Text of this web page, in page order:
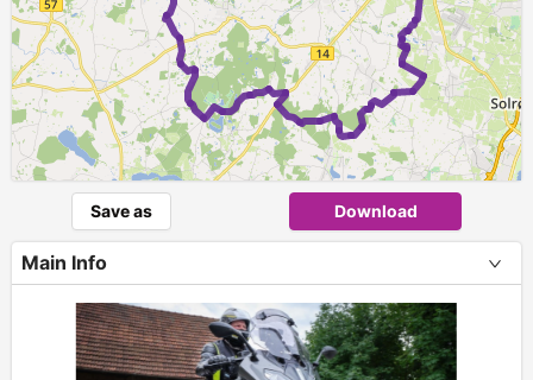
Save as Download
Main Info